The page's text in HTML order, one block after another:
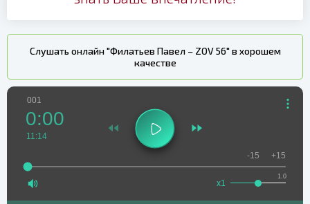
Слушать онлайн "Филатьев Павел – ZOV 56" в хорошем
качестве
001
0:00
11:14
1.0
x1
-15 +15